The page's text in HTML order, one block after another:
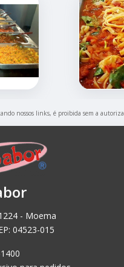
nossos links, é proibida sem a
- Moema
04523-015